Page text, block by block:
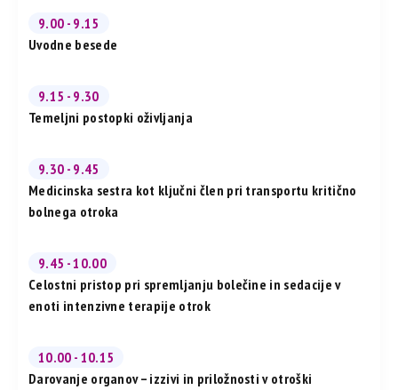
9.00 - 9.15
Uvodne besede
9.15 - 9.30
Temeljni postopki oživljanja
9.30 - 9.45
Medicinska sestra kot ključni člen pri transportu kritično
bolnega otroka
9.45 - 10.00
Celostni pristop pri spremljanju bolečine in sedacije v
enoti intenzivne terapije otrok
10.00 - 10.15
Darovanje organov – izzivi in priložnosti v otroški